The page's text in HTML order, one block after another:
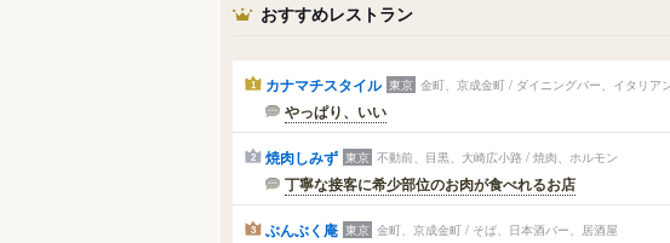
おすすめレストラン
1 カナマチスタイル 東京 金町、京成金町 / ダイニングバー、イタリア
やっぱり、いい
2 焼肉しみず 東京 不動前、目黒、大崎広小路 / 焼肉、ホルモン
丁寧な接客に希少部位のお肉が食べれるお店
3 ぶんぶく庵 東京 金町、京成金町 / そば、日本酒バー、居酒屋